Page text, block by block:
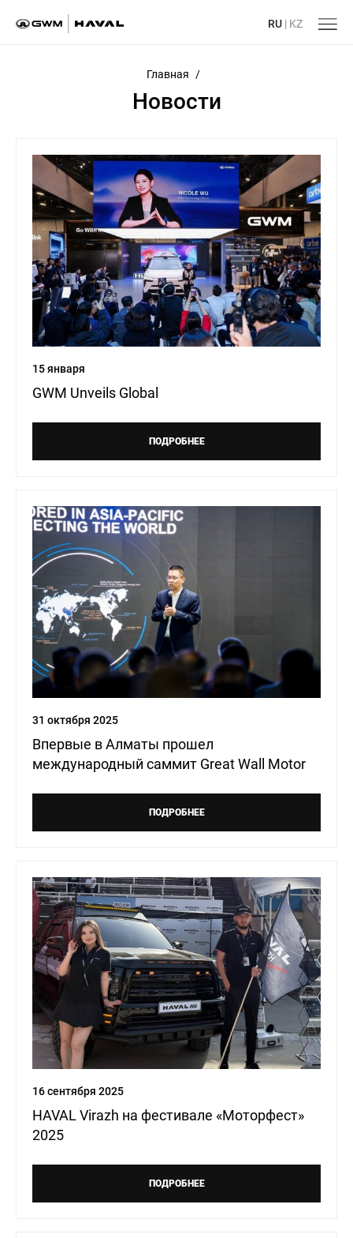
RU | KZ
Главная /
Новости
15 января
GWM Unveils Global
ПОДРОБНЕЕ
31 октября 2025
Впервые в Алматы прошел
международный саммит Great Wall Motor
ПОДРОБНЕЕ
16 сентября 2025
HAVAL Virazh на фестивале «Моторфест»
2025
ПОДРОБНЕЕ